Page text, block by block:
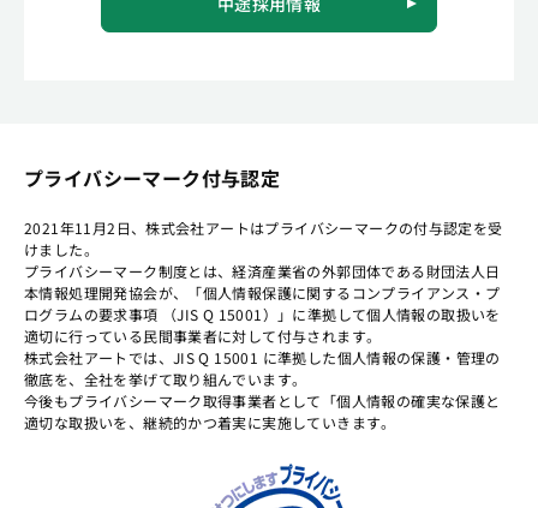
プライバシーマーク付与認定
2021年11月2日、株式会社アートはプライバシーマークの付与認定を受
けました。
プライバシーマーク制度とは、経済産業省の外郭団体である財団法人日
本情報処理開発協会が、「個人情報保護に関するコンプライアンス・プ
ログラムの要求事項 （JIS Q 15001）」に準拠して個人情報の取扱いを
適切に行っている民間事業者に対して付与されます。
株式会社アートでは、JIS Q 15001 に準拠した個人情報の保護・管理の
徹底を、全社を挙げて取り組んでいます。
今後もプライバシーマーク取得事業者として「個人情報の確実な保護と
適切な取扱いを、継続的かつ着実に実施していきます。